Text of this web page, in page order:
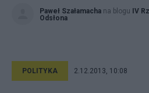
Paweł Szałamacha na blogu IV
Odsłona
POLITYKA 2.12.2013, 10:08